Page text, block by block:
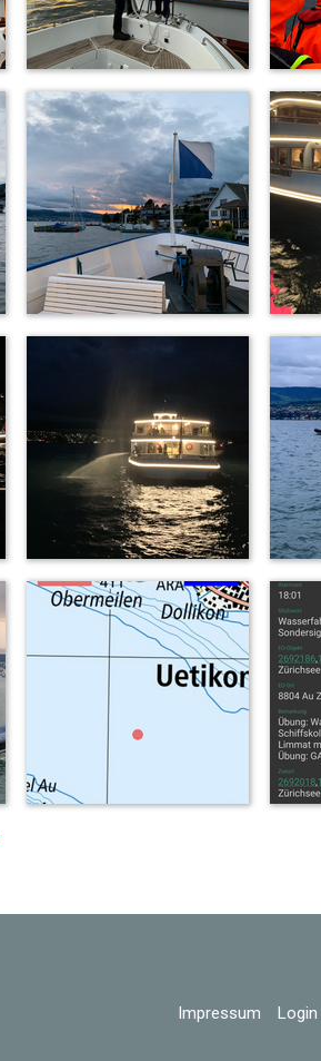
Impressum Login